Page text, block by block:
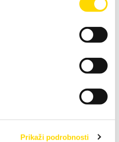
Prikaži podrobnosti
les, debelina
Finske